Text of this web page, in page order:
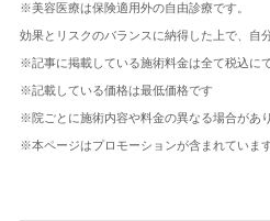
※美容医療は保険適用外の自由診療です。
効果とリスクのバランスに納得した上で、自
※記事に掲載している施術料金は全て税込に
※記載している価格は最低価格です
※院ごとに施術内容や料金の異なる場合があ
※本ページはプロモーションが含まれていま